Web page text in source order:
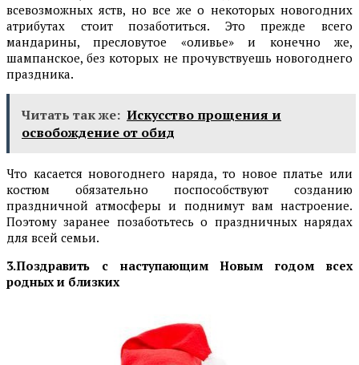
всевозможных яств, но все же о некоторых новогодних
атрибутах стоит позаботиться. Это прежде всего
мандарины, пресловутое «оливье» и конечно же,
шампанское, без которых не прочувствуешь новогоднего
праздника.
Читать так же: Искусство прощения и
освобождение от обид
Что касается новогоднего наряда, то новое платье или
костюм обязательно поспособствуют созданию
праздничной атмосферы и поднимут вам настроение.
Поэтому заранее позаботьтесь о праздничных нарядах
для всей семьи.
3.Поздравить с наступающим Новым годом всех
родных и близких